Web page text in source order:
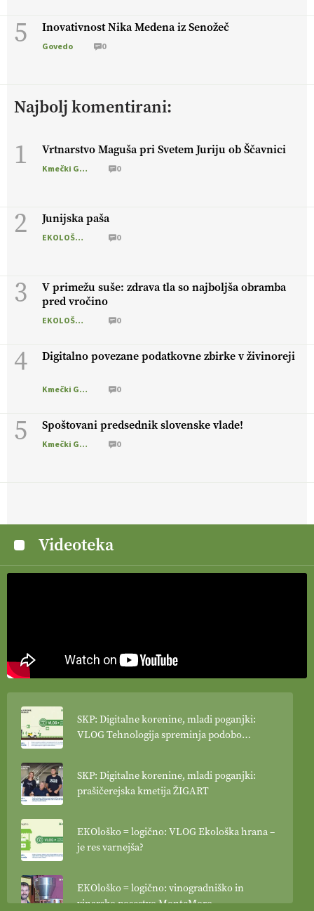
5 Inovativnost Nika Medena iz Senožeč
Govedo 0
Najbolj komentirani:
1 Vrtnarstvo Maguša pri Svetem Juriju ob Ščavnici
Kmečki Glas 0
2 Junijska paša
EKOLOŠKO LOGIČNO 0
3
V primežu suše: zdrava tla so najboljša obramba
pred vročino
EKOLOŠKO LOGIČNO 0
4 Digitalno povezane podatkovne zbirke v živinoreji
Kmečki Glas 0
5 Spoštovani predsednik slovenske vlade!
Kmečki Glas 0
Videoteka
SKP: Digitalne korenine, mladi poganjki:
VLOG Tehnologija spreminja podobo
SKP: Digitalne korenine, mladi poganjki:
prašičerejska kmetija ŽIGART
EKOloško = logično: VLOG Ekološka hrana –
je res varnejša?
EKOloško = logično: vinogradniško in
vinarsko posestvo MonteMoro